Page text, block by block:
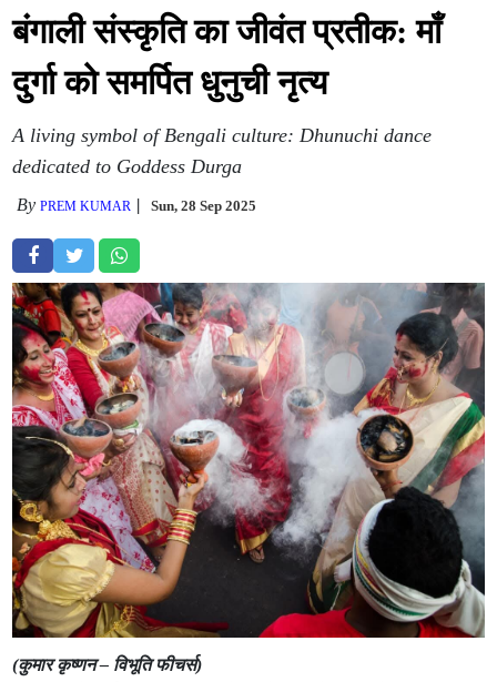
बंगाली संस्कृति का जीवंत प्रतीक: माँ
दुर्गा को समर्पित धुनुची नृत्य
A living symbol of Bengali culture: Dhunuchi dance
dedicated to Goddess Durga
ByPREM KUMAR Sun, 28 Sep 2025
(कुमार कृष्णन – विभूति फीचर्स)